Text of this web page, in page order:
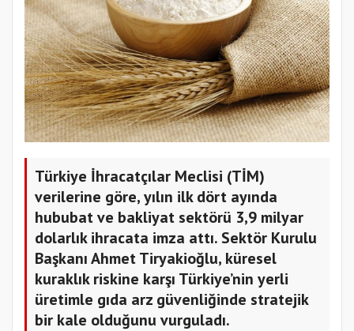
Türkiye İhracatçılar Meclisi (TİM)
verilerine göre, yılın ilk dört ayında
hububat ve bakliyat sektörü 3,9 milyar
dolarlık ihracata imza attı. Sektör Kurulu
Başkanı Ahmet Tiryakioğlu, küresel
kuraklık riskine karşı Türkiye’nin yerli
üretimle gıda arz güvenliğinde stratejik
bir kale olduğunu vurguladı.